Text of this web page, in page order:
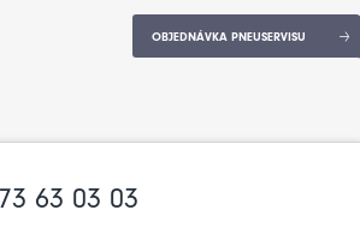
OBJEDNÁVKA PNEUSERVISU
63 03 03